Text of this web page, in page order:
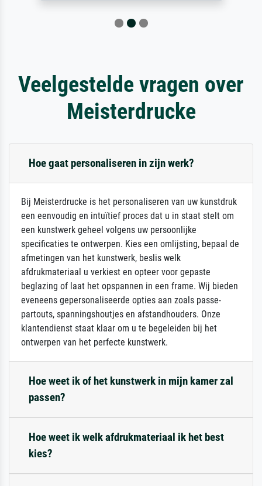
Veelgestelde vragen over
Meisterdrucke
Hoe gaat personaliseren in zijn werk?
Bij Meisterdrucke is het personaliseren van uw kunstdruk
een eenvoudig en intuïtief proces dat u in staat stelt om
een kunstwerk geheel volgens uw persoonlijke
specificaties te ontwerpen. Kies een omlijsting, bepaal de
afmetingen van het kunstwerk, beslis welk
afdrukmateriaal u verkiest en opteer voor gepaste
beglazing of laat het opspannen in een frame. Wij bieden
eveneens gepersonaliseerde opties aan zoals passe-
partouts, spanningshoutjes en afstandhouders. Onze
klantendienst staat klaar om u te begeleiden bij het
ontwerpen van het perfecte kunstwerk.
Hoe weet ik of het kunstwerk in mijn kamer zal
passen?
Hoe weet ik welk afdrukmateriaal ik het best
kies?